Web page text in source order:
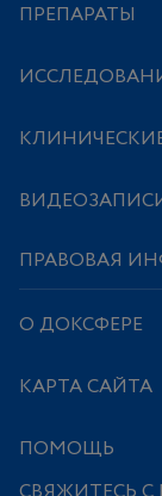
ПРЕПАРАТЫ
ПРАВОВАЯ
О ДОКСФЕРЕ
КАРТА САЙТА
ПОМОЩЬ